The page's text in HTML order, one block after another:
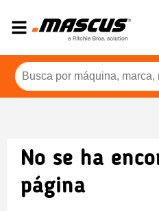
No se ha
página